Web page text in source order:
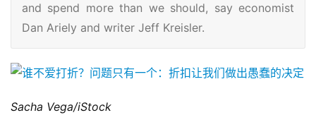
and spend more than we should, say economist
Dan Ariely and writer Jeff Kreisler.
Sacha Vega/iStock